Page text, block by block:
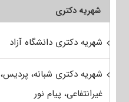
شهریه دکتری
شهریه دکتری دانشگاه آزاد
شهریه دکتری شبانه، پردیس،
غیرانتفاعی، پیام نور